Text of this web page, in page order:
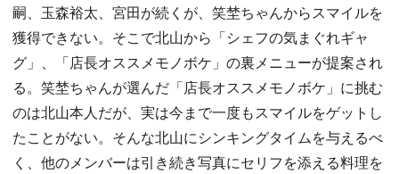
嗣、玉森裕太、宮田が続くが、笑埜ちゃんからスマイルを
獲得できない。そこで北山から「シェフの気まぐれギャ
グ」、「店長オススメモノボケ」の裏メニューが提案され
る。笑埜ちゃんが選んだ「店長オススメモノボケ」に挑む
のは北山本人だが、実は今まで一度もスマイルをゲットし
たことがない。そんな北山にシンキングタイムを与えるべ
く、他のメンバーは引き続き写真にセリフを添える料理を